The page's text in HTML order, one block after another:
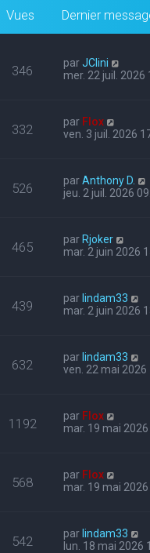
Vues Dernier
346 parJClini
mer. 22 juil. 2026
332 par Flox
ven. 3 juil. 2026
526 parAnthony D.
jeu. 2 juil. 2026
465 par Rjoker
mar. 2 juin 2026
439 par lindam33
mar. 2 juin 2026
632 par lindam33
ven. 22 mai 2026
1192 par Flox
mar. 19 mai 2026
568 par Flox
mar. 19 mai
542 par lindam33
lun. 18 mai 2026